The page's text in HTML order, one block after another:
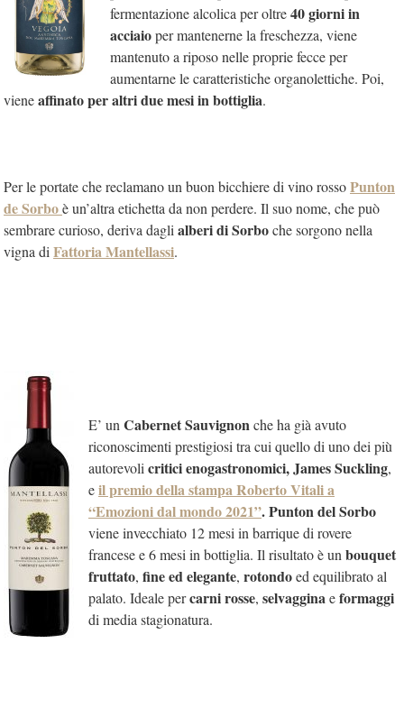
fermentazione alcolica per oltre40 giorni in
acciaioper mantenerne la freschezza, viene
mantenuto a riposo nelle proprie fecce per
aumentarne le caratteristiche organolettiche. Poi,
vieneaffinato per altri due mesi in bottiglia.
Per le portate che reclamano un buon bicchiere di vino rossoPunton
de Sorboè un’altra etichetta da non perdere. Il suo nome, che può
sembrare curioso, deriva dagli alberi di Sorboche sorgono nella
vigna di Fattoria Mantellassi.
E’ un Cabernet Sauvignonche ha già avuto
riconoscimenti prestigiosi tra cui quello di uno dei più
autorevoli critici enogastronomici, James Suckling,
eil premio della stampa Roberto Vitali a
“Emozioni dal mondo 2021”.Punton del Sorbo
viene invecchiato 12 mesi in barrique di rovere
francese e 6 mesi in bottiglia. Il risultato è un bouquet
fruttato, fine ed elegante, rotondoed equilibrato al
palato. Ideale percarni rosse, selvagginaeformaggi
di media stagionatura.